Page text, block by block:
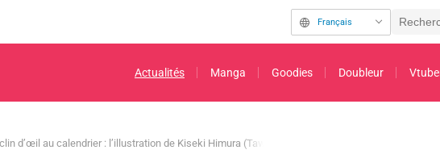
Français
Actualités Manga Goodies Doubleur
d’œil au calendrier : l’illustration de Kiseki Himura (Tawawa on Monday) pour « Mistress